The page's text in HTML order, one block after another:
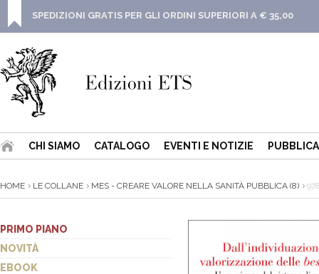
SPEDIZIONI GRATIS PER GLI ORDINI SUPERIORI A € 35,00
CHI SIAMO CATALOGO EVENTI E NOTIZIE
HOME LE COLLANE MES - CREARE VALORE NELLA SANITÀ PUBBLICA (8)
PRIMO PIANO
NOVITÀ
EBOOK